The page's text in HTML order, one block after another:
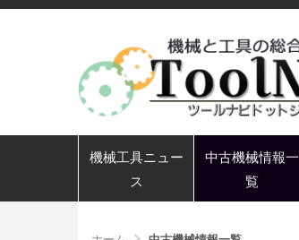
機械工具ニュー
ス
中古機械情報一
覧